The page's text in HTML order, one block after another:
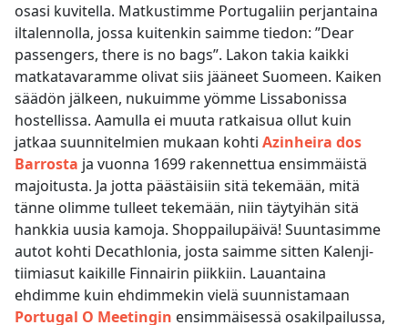
osasi kuvitella. Matkustimme Portugaliin perjantaina
iltalennolla, jossa kuitenkin saimme tiedon: ”Dear
passengers, there is no bags”. Lakon takia kaikki
matkatavaramme olivat siis jääneet Suomeen. Kaiken
säädön jälkeen, nukuimme yömme Lissabonissa
hostellissa. Aamulla ei muuta ratkaisua ollut kuin
jatkaa suunnitelmien mukaan kohti Azinheira dos
Barrosta ja vuonna 1699 rakennettua ensimmäistä
majoitusta. Ja jotta päästäisiin sitä tekemään, mitä
tänne olimme tulleet tekemään, niin täytyihän sitä
hankkia uusia kamoja. Shoppailupäivä! Suuntasimme
autot kohti Decathlonia, josta saimme sitten Kalenji-
tiimiasut kaikille Finnairin piikkiin. Lauantaina
ehdimme kuin ehdimmekin vielä suunnistamaan
Portugal O Meetingin ensimmäisessä osakilpailussa,